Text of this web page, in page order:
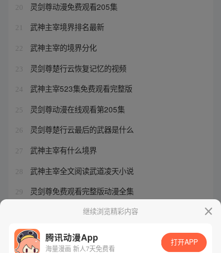
20 灵剑尊动漫免费观看205集
21 武神主宰境界排名最新
22 武神主宰的境界分化
23 灵剑尊楚行云恢复记忆的视频
24 武神主宰523集免费观看完整版
25 灵剑尊动漫在线观看第205集
26 灵剑尊楚行云最后的武器是什么
27 武神主宰有什么境界
28 武神主宰全文阅读武道凌天小说
29 灵剑尊免费观看完整版动漫全集
灵剑尊楚行云什么时候恢复记忆了
继续浏览精彩内容
腾讯动漫App
海量漫画 新人7天免费看
打开APP